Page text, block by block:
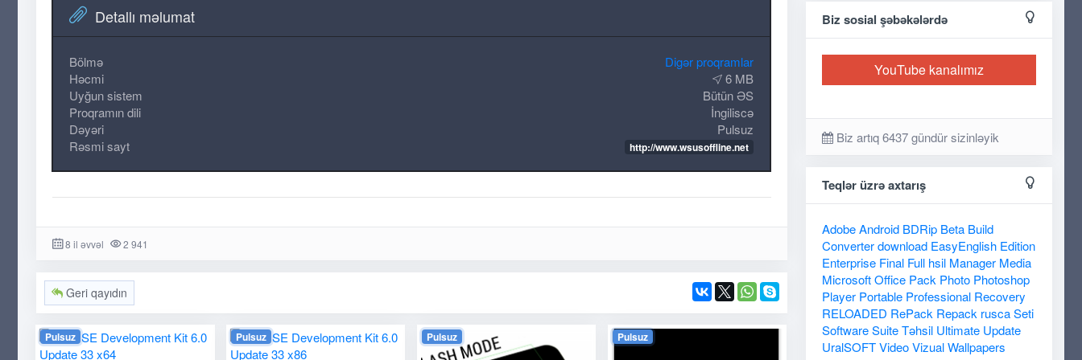
Detallı məlumat
Bölmə
Digər proqramlar
Həcmi
6 MB
Uyğun sistem
Bütün ƏS
Proqramın dili
İngiliscə
Dəyəri
Pulsuz
Rəsmi sayt
http://www.wsusoffline.net
8 il əvvəl 2 941
Geri qayıdın
Pulsuz Pulsuz Pulsuz Pulsuz
Biz sosial şəbəkələrdə
YouTube kanalımız
Biz artıq 6437 gündür sizinləyik
Teqlər üzrə axtarış
Adobe Android BDRip Beta Build
Converter download EasyEnglish Edition
Enterprise Final Full hsil Manager Media
Microsoft Office Pack Photo Photoshop
Player Portable Professional Recovery
RELOADED RePack Repack rusca Seti
Software Suite Təhsil Ultimate Update
UralSOFT Video Vizual Wallpapers